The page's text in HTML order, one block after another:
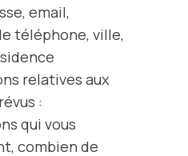
email,
téléphone, ville,
relatives aux
:
qui vous
combien de